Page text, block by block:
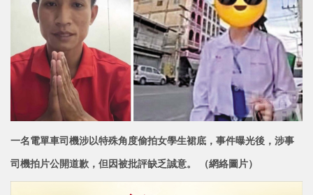
一名電單車司機涉以特殊角度偷拍女學生裙底，事件曝光後，涉事
司機拍片公開道歉，但因被批評缺乏誠意。 （網絡圖片）